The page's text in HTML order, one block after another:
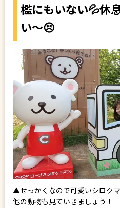
檻にもいない💦休
い～😣
▲せっかくなので可愛いシロク
他の動物も見ていきましょう！